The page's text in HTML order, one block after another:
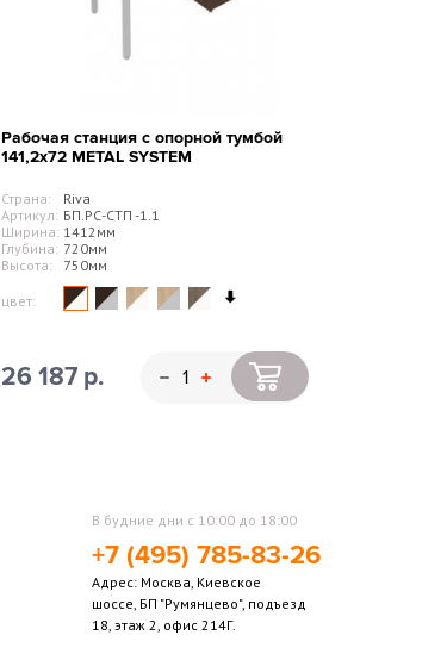
Рабочая станция с опорной тумбой
141,2х72 METAL SYSTEM
Страна:
Riva
Артикул: БП.РС-СТП -1.1
Ширина: 1412мм
Глубина: 720мм
Высота:
750мм
цвет:
26 187 р.
В будние дни с 10:00 до 18:00
+7 (495) 785-83-26
Адрес: Москва, Киевское
шоссе, БП "Румянцево", подъезд
18, этаж 2, офис 214Г.